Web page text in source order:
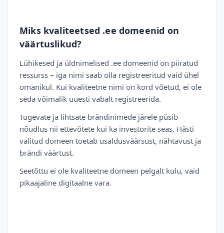
Miks kvaliteetsed .ee domeenid on
väärtuslikud?
Lühikesed ja üldnimelised .ee domeenid on piiratud
ressurss – iga nimi saab olla registreeritud vaid ühel
omanikul. Kui kvaliteetne nimi on kord võetud, ei ole
seda võimalik uuesti vabalt registreerida.
Tugevate ja lihtsate brändinimede järele püsib
nõudlus nii ettevõtete kui ka investorite seas. Hästi
valitud domeen toetab usaldusväärsust, nähtavust ja
brändi väärtust.
Seetõttu ei ole kvaliteetne domeen pelgalt kulu, vaid
pikaajaline digitaalne vara.